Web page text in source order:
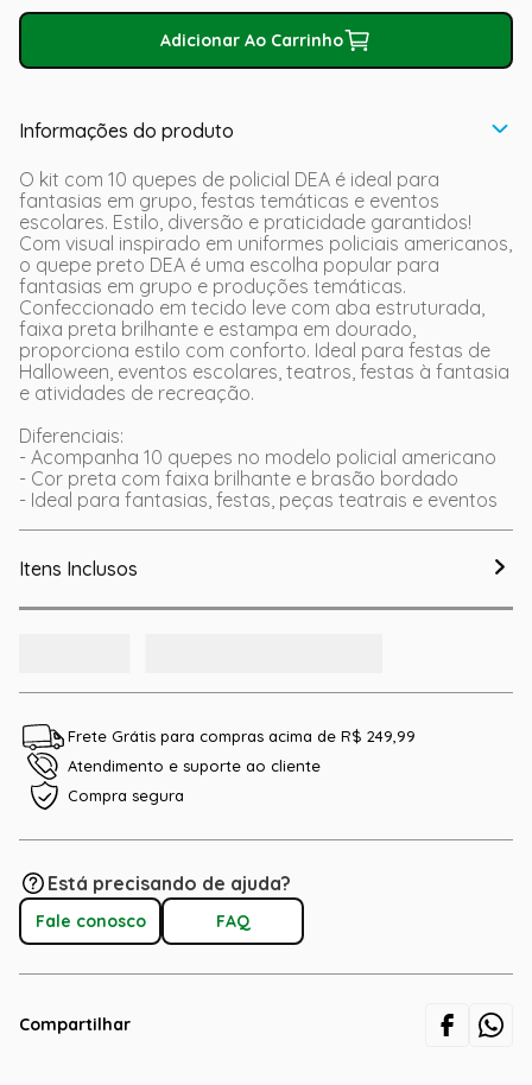
Adicionar Ao Carrinho
Informações do produto
O kit com 10 quepes de policial DEA é ideal para
fantasias em grupo, festas temáticas e eventos
escolares. Estilo, diversão e praticidade garantidos!
Com visual inspirado em uniformes policiais americanos,
o quepe preto DEA é uma escolha popular para
fantasias em grupo e produções temáticas.
Confeccionado em tecido leve com aba estruturada,
faixa preta brilhante e estampa em dourado,
proporciona estilo com conforto. Ideal para festas de
Halloween, eventos escolares, teatros, festas à fantasia
e atividades de recreação.
Diferenciais:
- Acompanha 10 quepes no modelo policial americano
- Cor preta com faixa brilhante e brasão bordado
- Ideal para fantasias, festas, peças teatrais e eventos
Itens Inclusos
Frete Grátis para compras acima de R$ 249,99
Atendimento e suporte ao cliente
Compra segura
Está precisando de ajuda?
Fale conosco FAQ
Compartilhar